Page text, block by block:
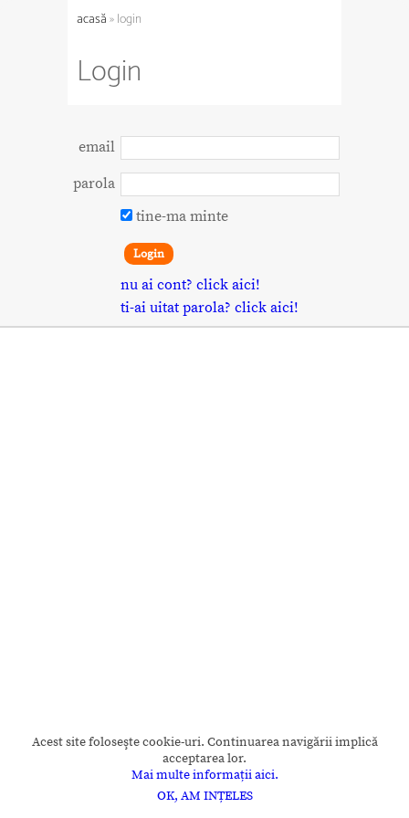
acasă» login
Login
email
parola
tine-ma minte
nu ai cont? click aici!
ti-ai uitat parola? click aici!
Acest site foloseşte cookie-uri. Continuarea navigării implică
acceptarea lor.
Mai multe informații aici.
OK, AM INȚELES